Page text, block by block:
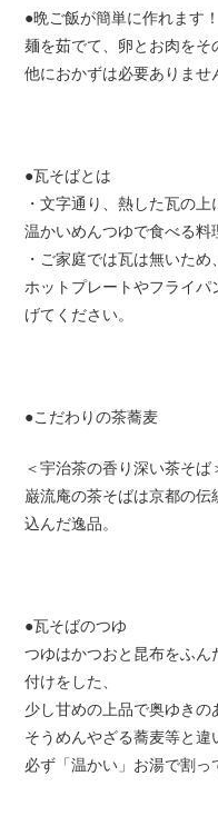
●晩ご飯が簡単に作れます！
麺を茹でて、卵とお肉をそ
他におかずは必要ありませ
●瓦そばとは
・文字通り、熱した瓦の上
温かいめんつゆで食べる料
・ご家庭では瓦は無いため
ホットプレートやフライ
げてください。
●こだわりの茶蕎麦
＜宇治茶の香り深い茶そば
巌流庵の茶そばは京都の伝
込んだ逸品。
●瓦そばのつゆ
つゆはかつおと昆布をふ
付けをした、
少し甘めの上品で奥ゆきの
そうめんやざる蕎麦等と違
必ず「温かい」お湯で割っ